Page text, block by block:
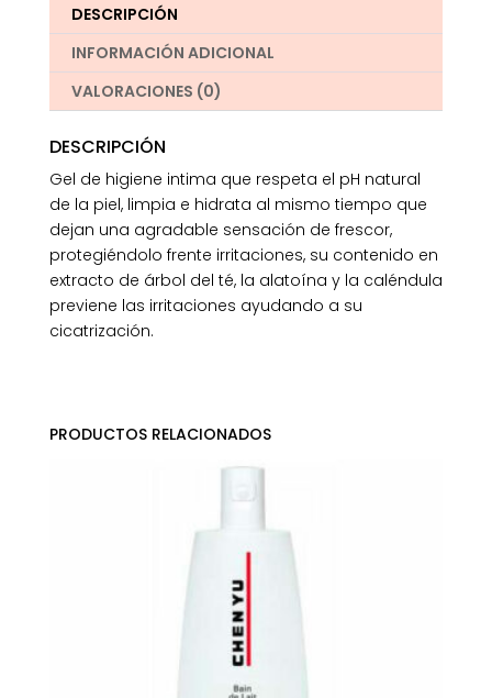
DESCRIPCIÓN
INFORMACIÓN ADICIONAL
VALORACIONES (0)
DESCRIPCIÓN
Gel de higiene intima que respeta el pH natural
de la piel, limpia e hidrata al mismo tiempo que
dejan una agradable sensación de frescor,
protegiéndolo frente irritaciones, su contenido en
extracto de árbol del té, la alatoína y la caléndula
previene las irritaciones ayudando a su
cicatrización.
PRODUCTOS RELACIONADOS